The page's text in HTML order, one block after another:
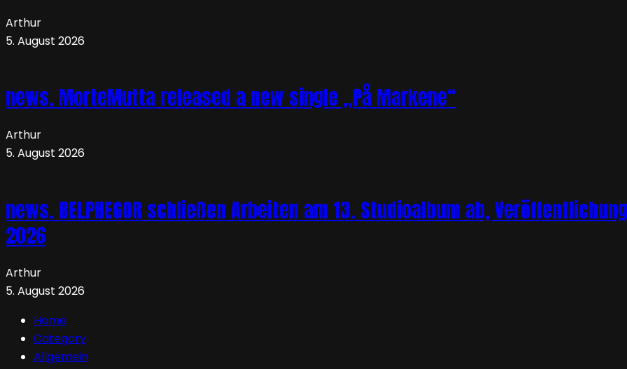
Arthur
5. August 2026
news. MorteMutta released a new single „På Markene“
Arthur
5. August 2026
news. BELPHEGOR schließen Arbeiten am 13. Studioalbum ab,
2026
Arthur
5. August 2026
Home
Category
Allgemein